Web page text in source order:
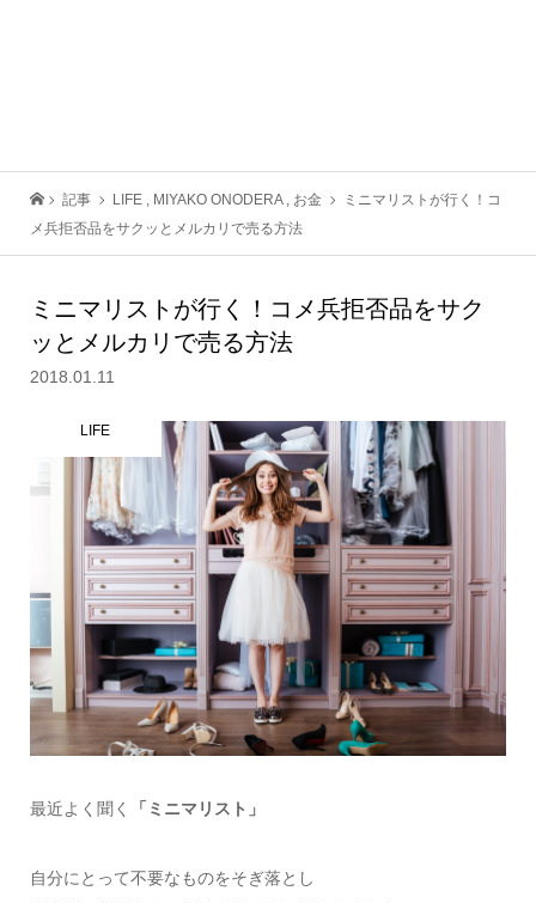
記事 LIFE , MIYAKO ONODERA , お金
ミニマリストが行く！コ
メ兵拒否品をサクッとメルカリで売る方法
ミニマリストが行く！コメ兵拒否品をサク
ッとメルカリで売る方法
2018.01.11
LIFE
最近よく聞く 「ミニマリスト」
自分にとって不要なものをそぎ落とし